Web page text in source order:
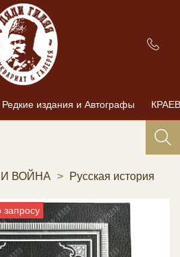
Редкие издания и Автографы
ВОЙНА Русская история